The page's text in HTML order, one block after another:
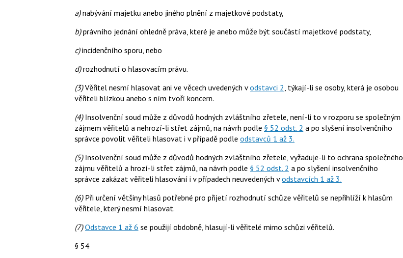
a)nabývání majetku anebo jiného plnění z majetkové podstaty,
b)právního jednání ohledně práva, které je anebo může být součástí majetkové podstaty,
c)incidenčního sporu, nebo
d)rozhodnutí o hlasovacím právu.
(3)Věřitel nesmí hlasovat ani ve věcech uvedených vodstavci 2, týkají-li se osoby, která je osobou
věřiteli blízkou anebo s ním tvoří koncern.
(4)Insolvenční soud může z důvodů hodných zvláštního zřetele, není-li to v rozporu se společným
zájmem věřitelů a nehrozí-li střet zájmů, na návrh podle § 52 odst. 2 a po slyšení insolvenčního
správce povolit věřiteli hlasovat i v případě podle odstavců 1 až 3.
(5)Insolvenční soud může z důvodů hodných zvláštního zřetele, vyžaduje-li to ochrana společného
zájmu věřitelů a hrozí-li střet zájmů, na návrh podle § 52 odst. 2 a po slyšení insolvenčního
správce zakázat věřiteli hlasování i v případech neuvedených vodstavcích 1 až 3.
(6)Při určení většiny hlasů potřebné pro přijetí rozhodnutí schůze věřitelů se nepřihlíží k hlasům
věřitele, který nesmí hlasovat.
(7) Odstavce 1 až 6 se použijí obdobně, hlasují-li věřitelé mimo schůzi věřitelů.
§ 54